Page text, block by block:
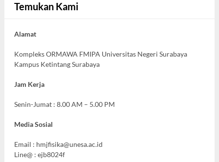
Temukan Kami
Alamat
Kompleks ORMAWA FMIPA Universitas Negeri Surabaya
Kampus Ketintang Surabaya
Jam Kerja
Senin-Jumat : 8.00 AM – 5.00 PM
Media Sosial
Email : hmjfisika@unesa.ac.id
Line@ : ejb8024f